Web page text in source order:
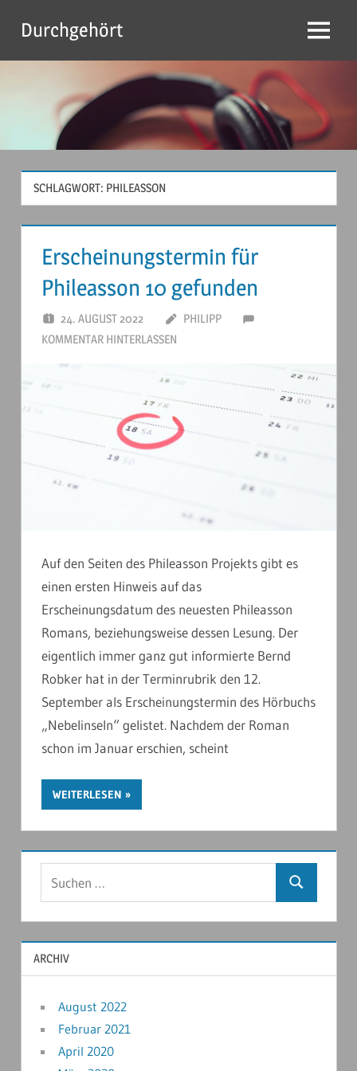
Inhalt
springen
Durchgehört Menu
SCHLAGWORT: PHILEASSON
Erscheinungstermin für
Phileasson 10 gefunden
24. AUGUST 2022
PHILIPP
KOMMENTAR HINTERLASSEN
Auf den Seiten des Phileasson Projekts gibt es
einen ersten Hinweis auf das
Erscheinungsdatum des neuesten Phileasson
Romans, beziehungsweise dessen Lesung. Der
eigentlich immer ganz gut informierte Bernd
Robker hat in der Terminrubrik den 12.
September als Erscheinungstermin des Hörbuchs
„Nebelinseln“ gelistet. Nachdem der Roman
schon im Januar erschien, scheint
WEITERLESEN
ARCHIV
August 2022
Februar 2021
April 2020